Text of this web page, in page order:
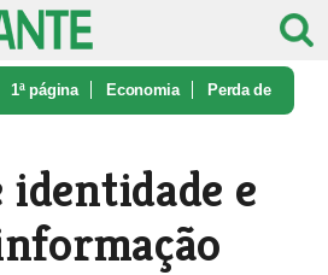
1ª página Economia Perda de
identidade e